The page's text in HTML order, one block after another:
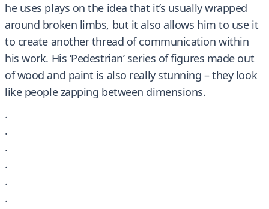
he uses plays on the idea that it’s usually wrapped
around broken limbs, but it also allows him to use it
to create another thread of communication within
his work. His ‘Pedestrian’ series of figures made out
of wood and paint is also really stunning – they look
like people zapping between dimensions.
.
.
.
.
.
.